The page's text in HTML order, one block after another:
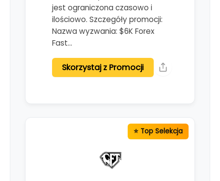
jest ograniczona czasowo i
ilościowo. Szczegóły promocji:
Nazwa wyzwania: $6K Forex
Fast…
Skorzystaj z Promocji